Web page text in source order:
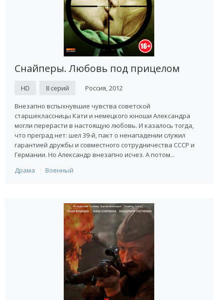
Снайперы. Любовь под прицелом
HD 8 серий Россия, 2012
Внезапно вспыхнувшие чувства советской
старшеклассницы Кати и немецкого юноши Александра
могли перерасти в настоящую любовь. И казалось тогда,
что преград нет: шел 39-й, пакт о ненападении служил
гарантией дружбы и совместного сотрудничества СССР и
Германии. Но Александр внезапно исчез. А потом...
Драма
Военный